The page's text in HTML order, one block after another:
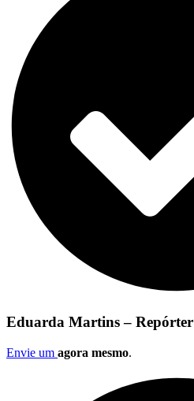
Eduarda Martins – Repórter
Envie um agora mesmo.